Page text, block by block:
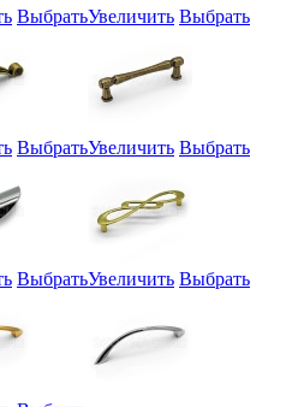
ВыбратьУвеличить Выбрать
ВыбратьУвеличить Выбрать
ВыбратьУвеличить Выбрать